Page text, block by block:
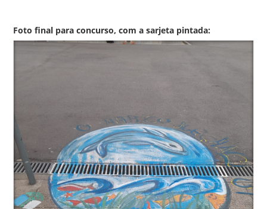
Foto final para concurso, com a sarjeta pintada: